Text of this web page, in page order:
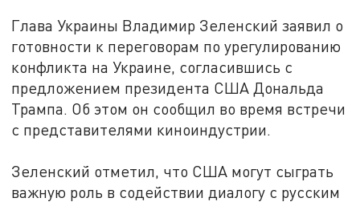
Глава Украины Владимир Зеленский заявил о
готовности к переговорам по урегулированию
конфликта на Украине, согласившись с
предложением президента США Дональда
Трампа. Об этом он сообщил во время встречи
с представителями киноиндустрии.
Зеленский отметил, что США могут сыграть
важную роль в содействии диалогу с русским